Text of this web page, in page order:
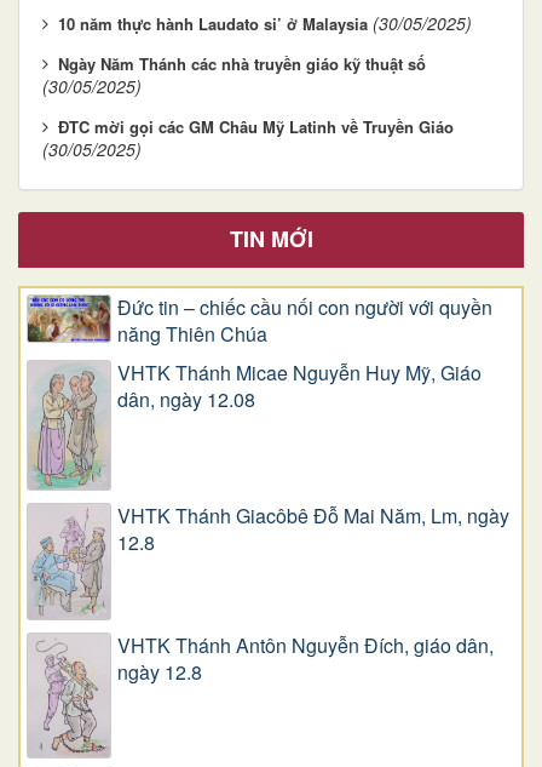
10 năm thực hành Laudato si’ ở Malaysia (30/05/2025)
Ngày Năm Thánh các nhà truyền giáo kỹ thuật số
(30/05/2025)
ĐTC mời gọi các GM Châu Mỹ Latinh về Truyền Giáo
(30/05/2025)
TIN MỚI
Đức tin – chiếc cầu nối con người với quyền
năng Thiên Chúa
VHTK Thánh Micae Nguyễn Huy Mỹ, Giáo
dân, ngày 12.08
VHTK Thánh Giacôbê Ðỗ Mai Năm, Lm, ngày
12.8
VHTK Thánh Antôn Nguyễn Ðích, giáo dân,
ngày 12.8